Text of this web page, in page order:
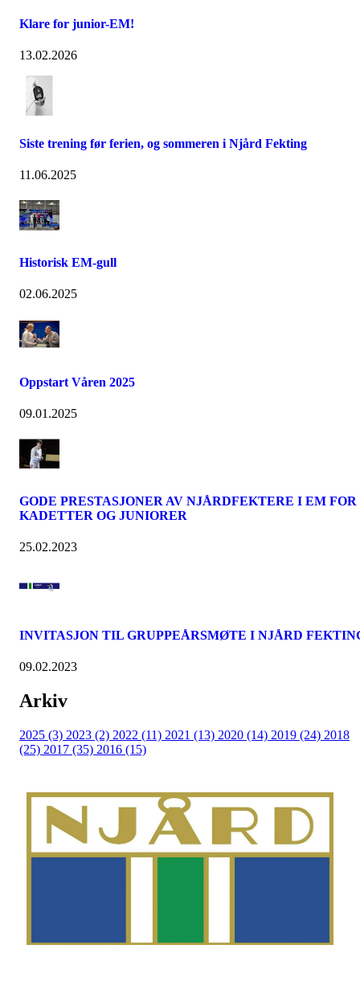
Klare for junior-EM!
13.02.2026
Siste trening før ferien, og sommeren i Njård Fekting
11.06.2025
Historisk EM-gull
02.06.2025
Oppstart Våren 2025
09.01.2025
GODE PRESTASJONER AV NJÅRDFEKTERE I EM FOR
KADETTER OG JUNIORER
25.02.2023
INVITASJON TIL GRUPPEÅRSMØTE I NJÅRD
09.02.2023
Arkiv
2025 (3) 2023 (2) 2022 (11) 2021 (13) 2020 (14) 2019 (24) 2018
(25) 2017 (35) 2016 (15)